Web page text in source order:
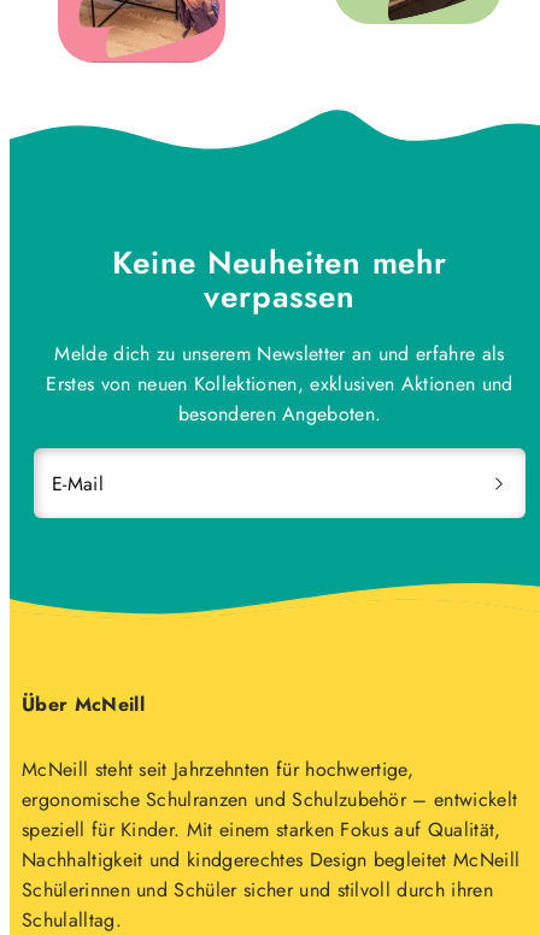
Keine Neuheiten mehr
verpassen
Melde dich zu unserem Newsletter an und erfahre als
Erstes von neuen Kollektionen, exklusiven Aktionen und
besonderen Angeboten.
E-Mail
Über McNeill
McNeill steht seit Jahrzehnten für hochwertige,
ergonomische Schulranzen und Schulzubehör – entwickelt
speziell für Kinder. Mit einem starken Fokus auf Qualität,
Nachhaltigkeit und kindgerechtes Design begleitet McNeill
Schülerinnen und Schüler sicher und stilvoll durch ihren
Schulalltag.